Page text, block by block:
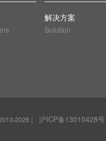
解决方案
Solution
2026 | 沪ICP备13010428号